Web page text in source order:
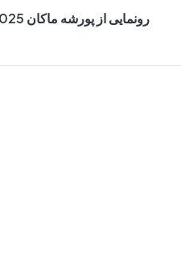
رونمایی از پورشه ماکان 2025 یک باز آفرینی تمام الکتریکی